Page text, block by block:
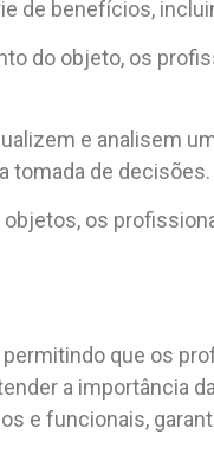
de benefícios,
do objeto, os
e analisem
tomada de decisões.
objetos, os
que os
a importância
e funcionais,